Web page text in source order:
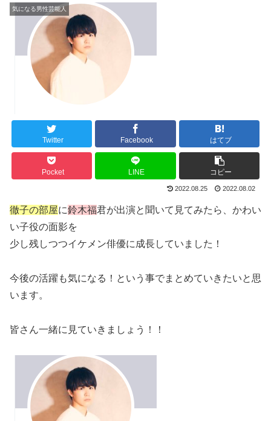
気になる男性芸能人
Twitter Facebook はてブ
Pocket LINE コピー
2022.08.25 2022.08.02
徹子の部屋に鈴木福君が出演と聞いて見てみたら、かわい
い子役の面影を
少し残しつつイケメン俳優に成長していました！
今後の活躍も気になる！という事でまとめていきたいと思
います。
皆さん一緒に見ていきましょう！！